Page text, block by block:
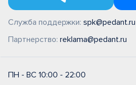
Служба поддержки: spk@pedant.ru
Партнерство: reklama@pedant.ru
ПН - ВС 10:00 - 22:00